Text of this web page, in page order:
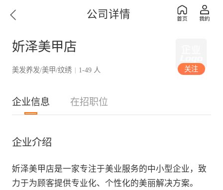
公司详情
妡泽美甲店
美发养发/美甲/纹绣 | 1-49 人 关注
企业信息 在招职位
企业介绍
妡泽美甲店是一家专注于美业服务的中小型企业，致
力于为顾客提供专业化、个性化的美丽解决方案。